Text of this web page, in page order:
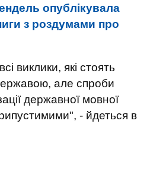
опублікувала
з роздумами про
виклики, які стоять
але спроби
державної мовної
- йдеться в